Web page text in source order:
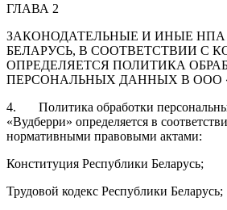
ГЛАВА 2
ЗАКОНОДАТЕЛЬНЫЕ И ИНЫЕ НПА
БЕЛАРУСЬ, В СООТВЕТСТВИИ С
ОПРЕДЕЛЯЕТСЯ ПОЛИТИКА
ПЕРСОНАЛЬНЫХ ДАННЫХ В ООО
4. Политика обработки
«Вудберри» определяется в
нормативными правовыми актами:
Конституция Республики Беларусь;
Трудовой кодекс Республики Беларусь;